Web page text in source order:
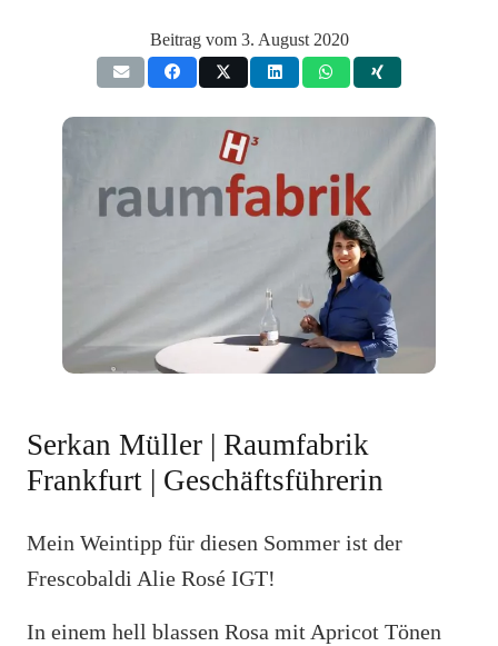
Beitrag vom 3. August 2020
Serkan Müller | Raumfabrik
Frankfurt | Geschäftsführerin
Mein Weintipp für diesen Sommer ist der
Frescobaldi Alie Rosé IGT!
In einem hell blassen Rosa mit Apricot Tönen